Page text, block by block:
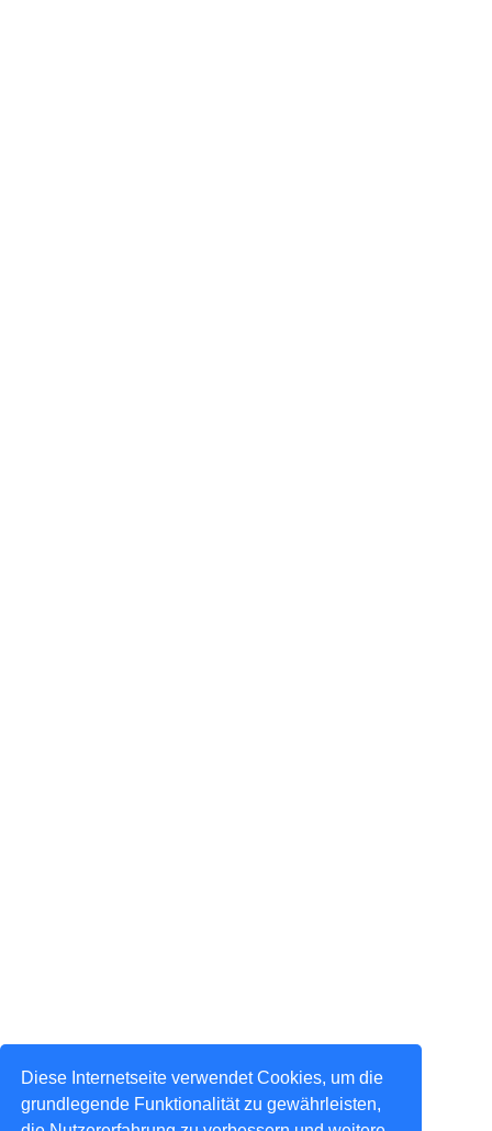
Diese Internetseite verwendet Cookies, um die
grundlegende Funktionalität zu gewährleisten,